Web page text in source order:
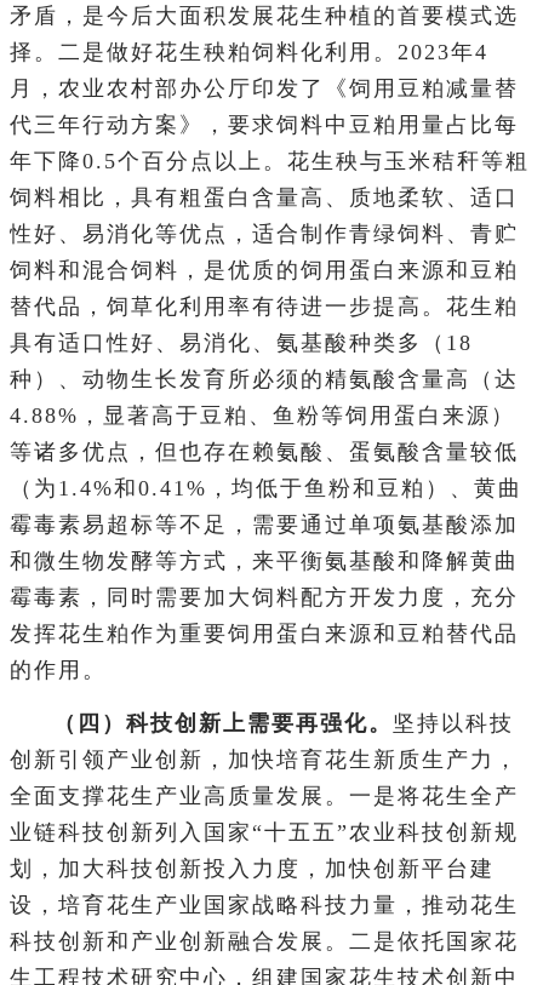
矛盾，是今后大面积发展花生种植的首要模式选
择。二是做好花生秧粕饲料化利用。2023年4
月，农业农村部办公厅印发了《饲用豆粕减量替
代三年行动方案》，要求饲料中豆粕用量占比每
年下降0.5个百分点以上。花生秧与玉米秸秆等粗
饲料相比，具有粗蛋白含量高、质地柔软、适口
性好、易消化等优点，适合制作青绿饲料、青贮
饲料和混合饲料，是优质的饲用蛋白来源和豆粕
替代品，饲草化利用率有待进一步提高。花生粕
具有适口性好、易消化、氨基酸种类多（18
种）、动物生长发育所必须的精氨酸含量高（达
4.88%，显著高于豆粕、鱼粉等饲用蛋白来源）
等诸多优点，但也存在赖氨酸、蛋氨酸含量较低
（为1.4%和0.41%，均低于鱼粉和豆粕）、黄曲
霉毒素易超标等不足，需要通过单项氨基酸添加
和微生物发酵等方式，来平衡氨基酸和降解黄曲
霉毒素，同时需要加大饲料配方开发力度，充分
发挥花生粕作为重要饲用蛋白来源和豆粕替代品
的作用。
（四）科技创新上需要再强化。 坚持以科技
创新引领产业创新，加快培育花生新质生产力，
全面支撑花生产业高质量发展。一是将花生全产
业链科技创新列入国家“十五五”农业科技创新规
划，加大科技创新投入力度，加快创新平台建
设，培育花生产业国家战略科技力量，推动花生
科技创新和产业创新融合发展。二是依托国家花
生工程技术研究中心，组建国家花生技术创新中